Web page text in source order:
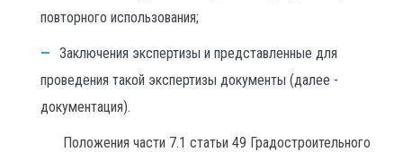
повторного использования;
Заключения экспертизы и представленные для
проведения такой экспертизы документы (далее -
документация).
Положения части 7.1 статьи 49 Градостроительного